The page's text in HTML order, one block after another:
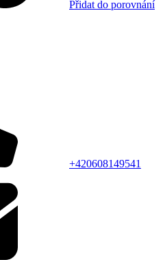
Přidat do porovnání
+420608149541